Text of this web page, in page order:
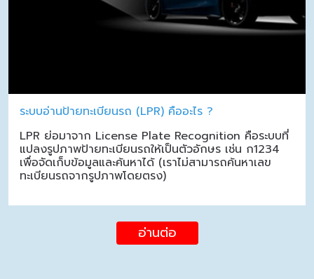
ระบบอ่านป้ายทะเบียนรถ (LPR) คืออะไร ?
LPR ย่อมาจาก License Plate Recognition คือระบบที่
แปลงรูปภาพป้ายทะเบียนรถให้เป็นตัวอักษร เช่น ก1234
เพื่อจัดเก็บข้อมูลและค้นหาได้ (เราไม่สามารถค้นหาเลข
ทะเบียนรถจากรูปภาพโดยตรง)
อ่านต่อ